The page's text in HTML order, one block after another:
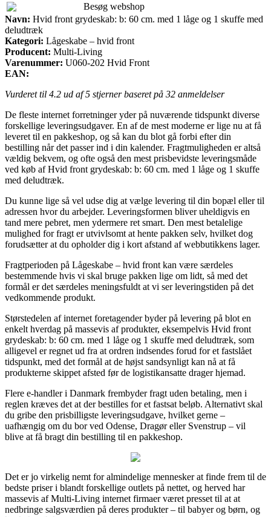
Besøg webshop
Navn: Hvid front grydeskab: b: 60 cm. med 1 låge og 1 skuffe med
deludtræk
Kategori: Lågeskabe – hvid front
Producent: Multi-Living
Varenummer: U060-202 Hvid Front
EAN:
Vurderet til 4.2 ud af 5 stjerner baseret på 32 anmeldelser
De fleste internet forretninger yder på nuværende tidspunkt diverse
forskellige leveringsudgaver. En af de mest moderne er lige nu at få
leveret til en pakkeshop, og så kan du blot gå forbi efter din
bestilling når det passer ind i din kalender. Fragtmuligheden er altså
vældig bekvem, og ofte også den mest prisbevidste leveringsmåde
ved køb af Hvid front grydeskab: b: 60 cm. med 1 låge og 1 skuffe
med deludtræk.
Du kunne lige så vel udse dig at vælge levering til din bopæl eller til
adressen hvor du arbejder. Leveringsformen bliver uheldigvis en
tand mere pebret, men ydermere ret smart. Den mest betalelige
mulighed for fragt er utvivlsomt at hente pakken selv, hvilket dog
forudsætter at du opholder dig i kort afstand af webbutikkens lager.
Fragtperioden på Lågeskabe – hvid front kan være særdeles
bestemmende hvis vi skal bruge pakken lige om lidt, så med det
formål er det særdeles meningsfuldt at vi ser leveringstiden på det
vedkommende produkt.
Størstedelen af internet foretagender byder på levering på blot en
enkelt hverdag på massevis af produkter, eksempelvis Hvid front
grydeskab: b: 60 cm. med 1 låge og 1 skuffe med deludtræk, som
alligevel er regnet ud fra at ordren indsendes forud for et fastslået
tidspunkt, med det formål at de højst sandsynligt kan nå at få
produkterne skippet afsted før de logistikansatte drager hjemad.
Flere e-handler i Danmark frembyder fragt uden betaling, men i
reglen kræves det at der bestilles for et fastsat beløb. Alternativt skal
du gribe den prisbilligste leveringsudgave, hvilket gerne –
uafhængig om du bor ved Odense, Dragør eller Svenstrup – vil
blive at få bragt din bestilling til en pakkeshop.
Det er jo virkelig nemt for almindelige mennesker at finde frem til de
bedste priser i blandt forskellige outlets på nettet, og herved har
massevis af Multi-Living internet firmaer været presset til at at
nedbringe salgsværdien på deres produkter – til babyer og børn, og